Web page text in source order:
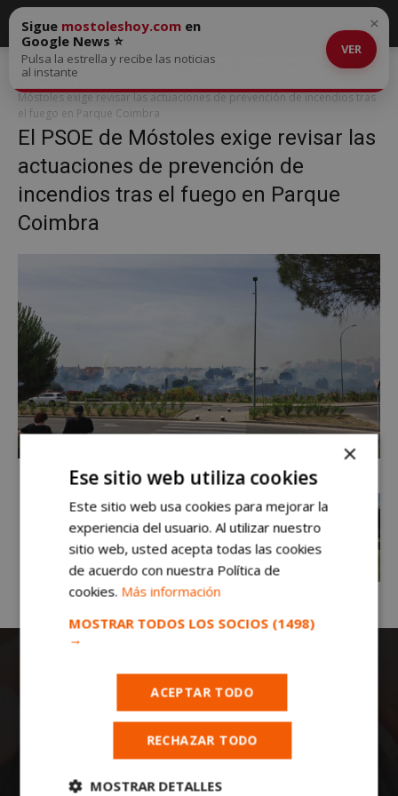
Inicio
El PSOE de Móstoles exige revisar las actuaciones de
prevención de incendios tras el fuego en Parque Coimbra
Móstoles exige revisar las actuaciones de prevención de incendios tras
el fuego en Parque Coimbra
El PSOE de Móstoles exige revisar las
actuaciones de prevención de
incendios tras el fuego en Parque
Coimbra
Sigue mostoleshoy.com en
Google News ⭐
Pulsa la estrella y recibe las noticias
al instante
VER
×
mostoleshoy.com. Mantente informado de
×
Ese sitio web utiliza cookies
Este sitio web usa cookies para mejorar la
experiencia del usuario. Al utilizar nuestro
sitio web, usted acepta todas las cookies
de acuerdo con nuestra Política de
cookies. Más información
MOSTRAR TODOS LOS SOCIOS (1498)
→
ACEPTAR TODO
RECHAZAR TODO
MOSTRAR DETALLES